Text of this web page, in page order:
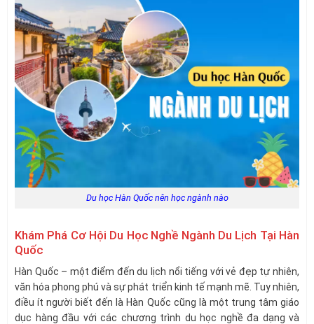
Du học Hàn Quốc nên học ngành nào
Khám Phá Cơ Hội Du Học Nghề Ngành Du Lịch Tại Hàn
Quốc
Hàn Quốc – một điểm đến du lịch nổi tiếng với vẻ đẹp tự nhiên,
văn hóa phong phú và sự phát triển kinh tế mạnh mẽ. Tuy nhiên,
điều ít người biết đến là Hàn Quốc cũng là một trung tâm giáo
dục hàng đầu với các chương trình du học nghề đa dạng và